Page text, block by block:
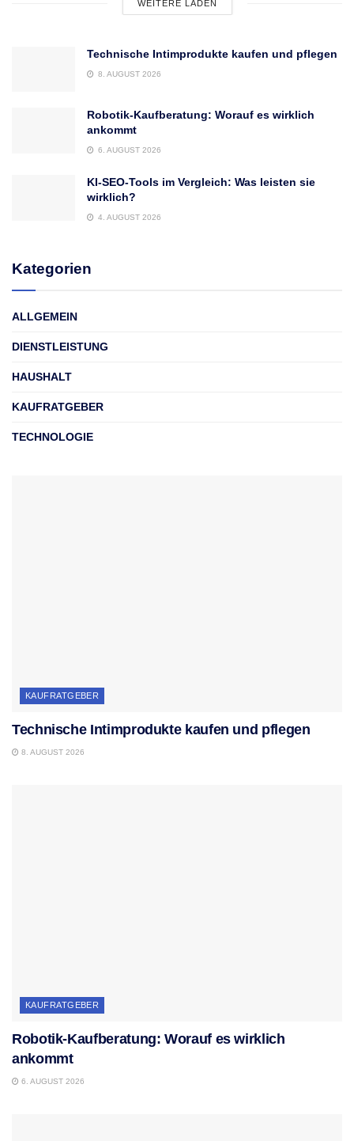
WEITERE LADEN
Technische Intimprodukte kaufen und pflegen
8. AUGUST 2026
Robotik-Kaufberatung: Worauf es wirklich
ankommt
6. AUGUST 2026
KI-SEO-Tools im Vergleich: Was leisten sie
wirklich?
4. AUGUST 2026
Kategorien
ALLGEMEIN
DIENSTLEISTUNG
HAUSHALT
KAUFRATGEBER
TECHNOLOGIE
KAUFRATGEBER
Technische Intimprodukte kaufen und pflegen
8. AUGUST 2026
KAUFRATGEBER
Robotik-Kaufberatung: Worauf es wirklich
ankommt
6. AUGUST 2026